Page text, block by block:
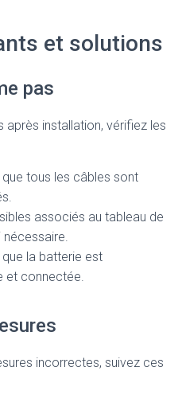
et solutions
pas
après installation, vérifiez les
que tous les câbles sont
associés au tableau de
la batterie est
et connectée.
incorrectes, suivez ces